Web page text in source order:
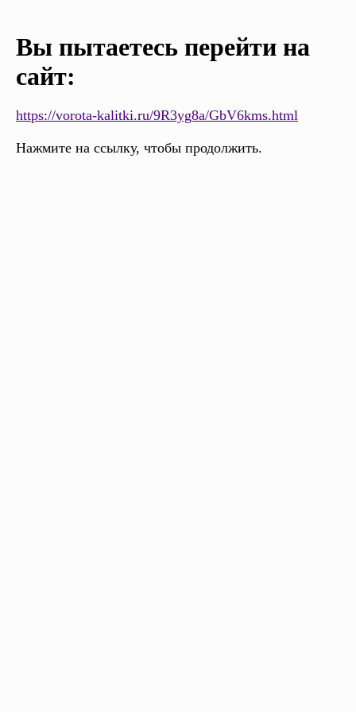
Вы пытаетесь перейти на
сайт:
https://vorota-kalitki.ru/9R3yg8a/GbV6kms.html
Нажмите на ссылку, чтобы продолжить.